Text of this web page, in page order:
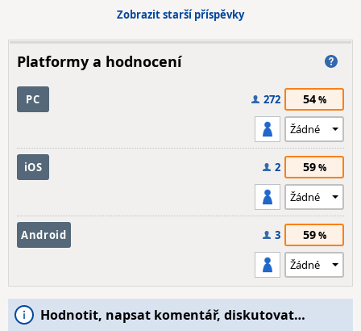
Zobrazit starší příspěvky
Platformy a hodnocení
PC 272 54
iOS 2 59
Android 3 59
Hodnotit, napsat komentář, diskutovat…